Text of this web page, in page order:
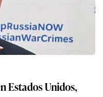
Estados Unidos,